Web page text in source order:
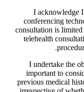
I acknowledge
conferencing
consultation is
telehealth
I undertake the
important to
previous medical